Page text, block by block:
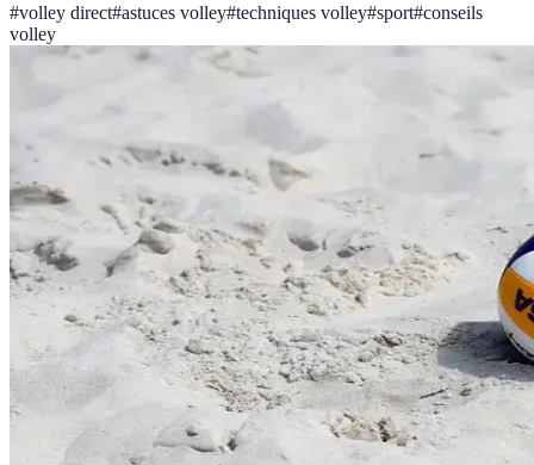
#volley direct#astuces volley#techniques volley#sport#conseils
volley